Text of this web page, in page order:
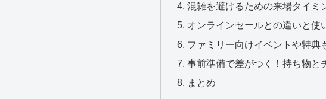
混雑を避けるための来場タイミ
オンラインセールとの違いと使
ファミリー向けイベントや特典
事前準備で差がつく！持ち物と
まとめ